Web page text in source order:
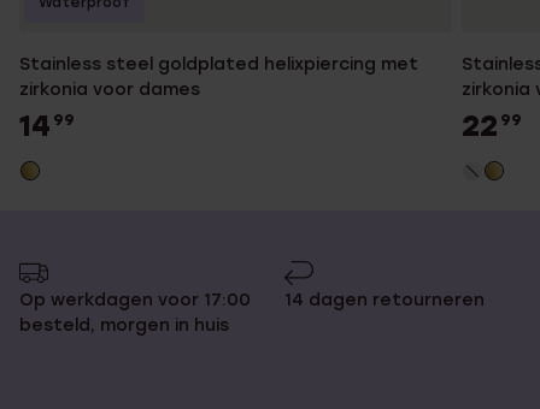
Stainless steel goldplated helixpiercing met
zirkonia voor dames
14 99
zirkonia
22 99
Op werkdagen voor 17:00
besteld, morgen in huis
14 dagen retourneren